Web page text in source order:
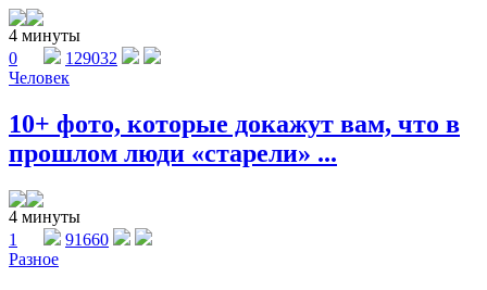
4 минуты
0
129032
Человек
10+ фото, которые докажут вам, что в
прошлом люди «старели» ...
4 минуты
1
91660
Разное